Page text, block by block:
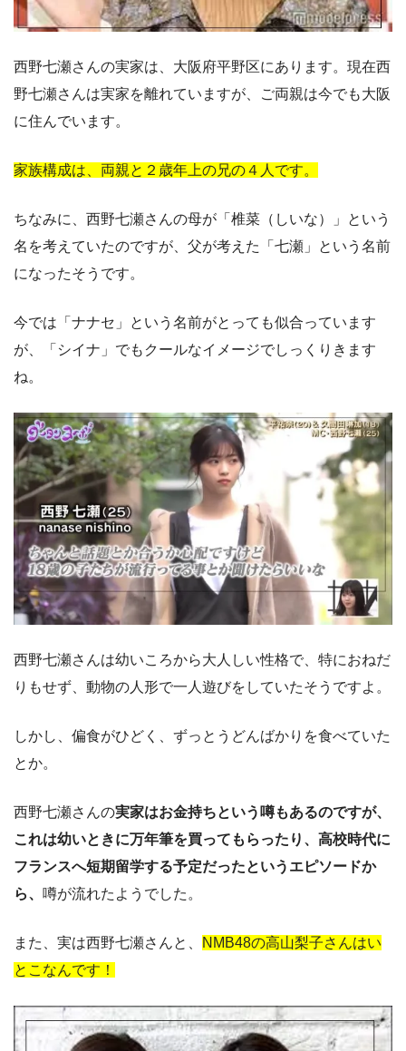
西野七瀬さんの実家は、大阪府平野区にあります。現在西
野七瀬さんは実家を離れていますが、ご両親は今でも大阪
に住んでいます。
家族構成は、両親と２歳年上の兄の４人です。
ちなみに、西野七瀬さんの母が「椎菜（しいな）」という
名を考えていたのですが、父が考えた「七瀬」という名前
になったそうです。
今では「ナナセ」という名前がとっても似合っています
が、「シイナ」でもクールなイメージでしっくりきます
ね。
西野七瀬さんは幼いころから大人しい性格で、特におねだ
りもせず、動物の人形で一人遊びをしていたそうですよ。
しかし、偏食がひどく、ずっとうどんばかりを食べていた
とか。
西野七瀬さんの実家はお金持ちという噂もあるのですが、
これは幼いときに万年筆を買ってもらったり、高校時代に
フランスへ短期留学する予定だったというエピソードか
ら、 噂が流れたようでした。
また、実は西野七瀬さんと、
NMB48の高山梨子さんはい
とこなんです！